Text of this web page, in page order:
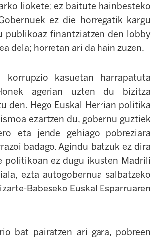
liokete; ez baitute hainbesteko
ez die horregatik kargu
publikoaz finantziatzen den lobby
dela; horretan ari da hain zuzen.
korrupzio kasuetan harrapatuta
agerian uzten du bizitza
den. Hego Euskal Herrian politika
ezartzen du, gobernu guztiek
eta jende gehiago pobreziara
badago. Agindu batzuk ez dira
politikoan ez dugu ikusten Madrili
ezta autogobernua salbatzeko
Babeseko Euskal Esparruaren
bat pairatzen ari gara, pobreen